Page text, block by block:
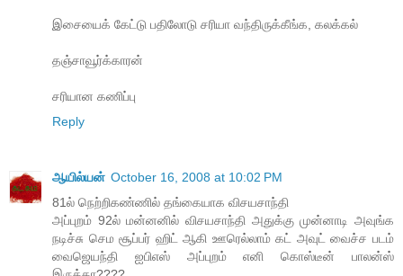
இசையைக் கேட்டு பதிலோடு சரியா வந்திருக்கீங்க, கலக்கல்
தஞ்சாவூர்க்காரன்
சரியான கணிப்பு
Reply
ஆயில்யன் October 16, 2008 at 10:02 PM
81ல் நெற்றிகண்ணில் தங்கையாக விசயசாந்தி
அப்புறம் 92ல் மன்னனில் விசயசாந்தி அதுக்கு முன்னாடி அவுங்க
நடிச்சு செம சூப்பர் ஹிட் ஆகி ஊரெல்லாம் கட் அவுட் வைச்ச படம்
வைஜெயந்தி ஐபிஎஸ் அப்புறம் எனி கொஸ்டீன் பாலன்ஸ்